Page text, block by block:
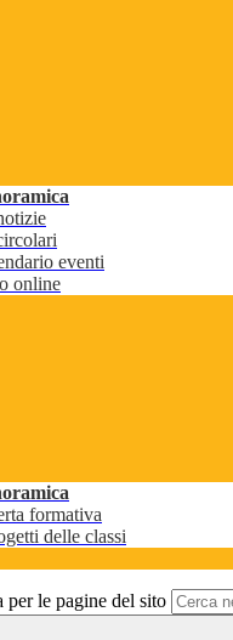
eventi
online
formativa
delle classi
per le pagine del sito